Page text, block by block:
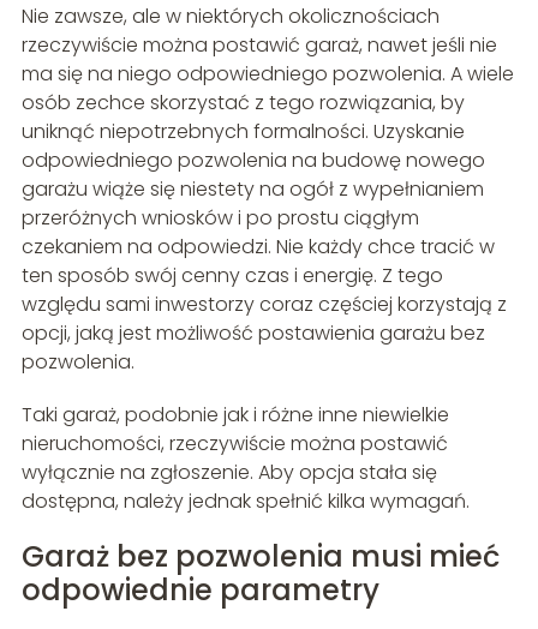
Nie zawsze, ale w niektórych okolicznościach
rzeczywiście można postawić garaż, nawet jeśli nie
ma się na niego odpowiedniego pozwolenia. A wiele
osób zechce skorzystać z tego rozwiązania, by
uniknąć niepotrzebnych formalności. Uzyskanie
odpowiedniego pozwolenia na budowę nowego
garażu wiąże się niestety na ogół z wypełnianiem
przeróżnych wniosków i po prostu ciągłym
czekaniem na odpowiedzi. Nie każdy chce tracić w
ten sposób swój cenny czas i energię. Z tego
względu sami inwestorzy coraz częściej korzystają z
opcji, jaką jest możliwość postawienia garażu bez
pozwolenia.
Taki garaż, podobnie jak i różne inne niewielkie
nieruchomości, rzeczywiście można postawić
wyłącznie na zgłoszenie. Aby opcja stała się
dostępna, należy jednak spełnić kilka wymagań.
Garaż bez pozwolenia musi mieć
odpowiednie parametry